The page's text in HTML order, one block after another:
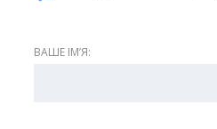
ВАШЕ ІМʼЯ: